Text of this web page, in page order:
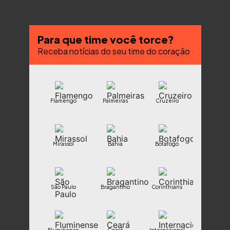
Para que time você torce?
Receba notícias do seu time do coração
Flamengo Palmeiras Cruzeiro
Mirassol Bahia Botafogo
São Paulo Bragantino Corinthians